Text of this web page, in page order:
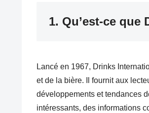
1. Qu’est-ce
Lancé en 1967, Drinks
et de la bière. Il fournit aux
développements et tendances
intéressants, des informations